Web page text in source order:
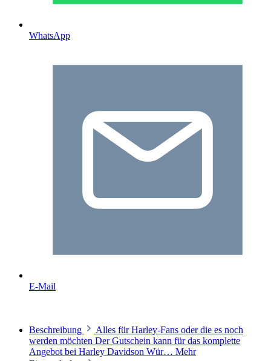
WhatsApp
E-Mail
Beschreibung
Alles für Harley-Fans oder die es noch
werden möchten Der Gutschein kann für das komplette
Angebot bei Harley Davidson Wür… Mehr